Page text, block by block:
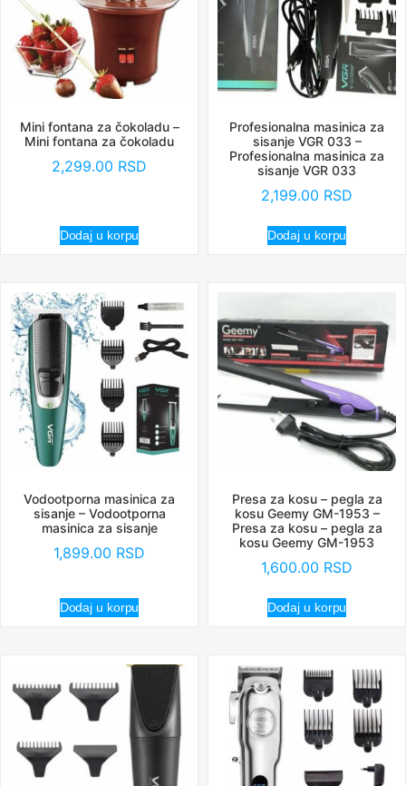
Mini fontana za čokoladu –
Mini fontana za čokoladu
2,299.00 RSD
Dodaj u korpu
Profesionalna masinica za
sisanje VGR 033 –
Profesionalna masinica za
sisanje VGR 033
2,199.00 RSD
Dodaj u korpu
Vodootporna masinica za
sisanje – Vodootporna
masinica za sisanje
1,899.00 RSD
Dodaj u korpu
Presa za kosu – pegla za
kosu Geemy GM-1953 –
Presa za kosu – pegla za
kosu Geemy GM-1953
1,600.00 RSD
Dodaj u korpu